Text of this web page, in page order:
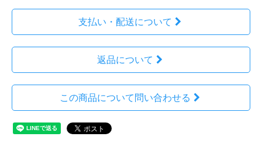
支払い・配送について
返品について
この商品について問い合わせる